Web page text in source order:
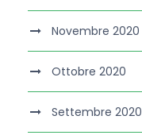
Novembre 2020
Ottobre 2020
Settembre 2020